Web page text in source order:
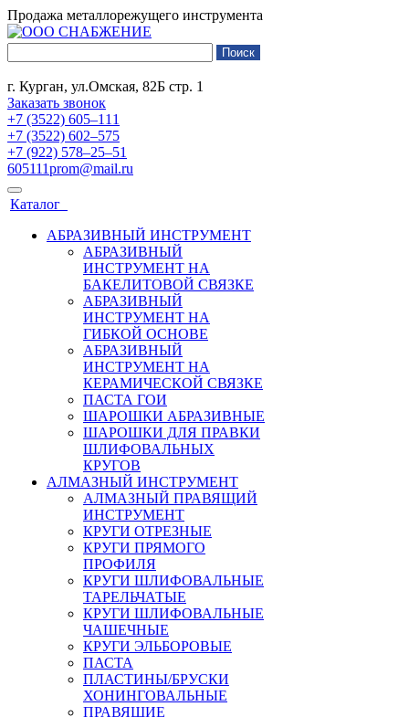
Продажа металлорежущего инструмента
г. Курган, ул.Омская, 82Б стр. 1
Заказать звонок
+7 (3522) 605‒111
+7 (3522) 602‒575
+7 (922) 578‒25‒51
605111prom@mail.ru
Каталог
АБРАЗИВНЫЙ ИНСТРУМЕНТ
АБРАЗИВНЫЙ
ИНСТРУМЕНТ НА
БАКЕЛИТОВОЙ СВЯЗКЕ
АБРАЗИВНЫЙ
ИНСТРУМЕНТ НА
ГИБКОЙ ОСНОВЕ
АБРАЗИВНЫЙ
ИНСТРУМЕНТ НА
КЕРАМИЧЕСКОЙ СВЯЗКЕ
ПАСТА ГОИ
ШАРОШКИ АБРАЗИВНЫЕ
ШАРОШКИ ДЛЯ ПРАВКИ
ШЛИФОВАЛЬНЫХ
КРУГОВ
АЛМАЗНЫЙ ИНСТРУМЕНТ
АЛМАЗНЫЙ ПРАВЯЩИЙ
ИНСТРУМЕНТ
КРУГИ ОТРЕЗНЫЕ
КРУГИ ПРЯМОГО
ПРОФИЛЯ
КРУГИ ШЛИФОВАЛЬНЫЕ
ТАРЕЛЬЧАТЫЕ
КРУГИ ШЛИФОВАЛЬНЫЕ
ЧАШЕЧНЫЕ
КРУГИ ЭЛЬБОРОВЫЕ
ПАСТА
ПЛАСТИНЫ/БРУСКИ
ХОНИНГОВАЛЬНЫЕ
ПРАВЯЩИЕ